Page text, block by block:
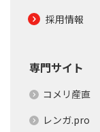
採用情報
専門サイト
コメリ産直
レンガ.pro